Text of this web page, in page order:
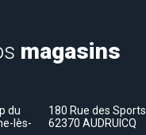
magasins
du
lès-
180 Rue des Sports
62370 AUDRUICQ